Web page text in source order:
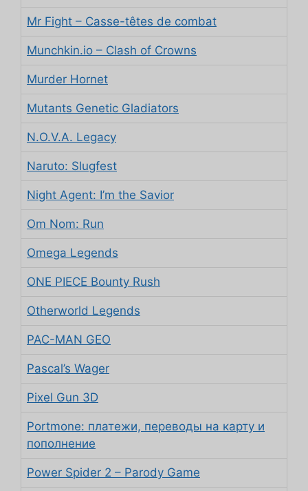
Mr Fight – Casse-têtes de combat
Munchkin.io – Clash of Crowns
Murder Hornet
Mutants Genetic Gladiators
N.O.V.A. Legacy
Naruto: Slugfest
Night Agent: I’m the Savior
Om Nom: Run
Omega Legends
ONE PIECE Bounty Rush
Otherworld Legends
PAC-MAN GEO
Pascal’s Wager
Pixel Gun 3D
Portmone: платежи, переводы на карту и
пополнение
Power Spider 2 – Parody Game